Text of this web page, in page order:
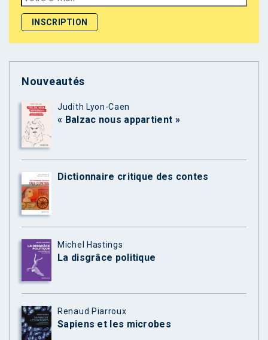
Nouveautés
Judith Lyon-Caen
« Balzac nous appartient »
Dictionnaire critique des contes
Michel Hastings
La disgrâce politique
Renaud Piarroux
Sapiens et les microbes